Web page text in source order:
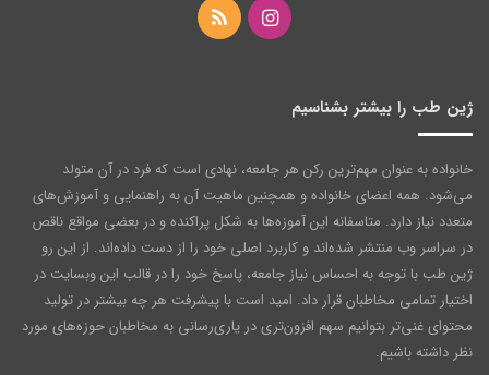
اینستاگرامخوراک
ژین طب را بیشتر بشناسیم
خانواده به عنوان مهم‌ترین رکن هر جامعه‌، نهادی است که فرد در آن متولد
می‌شود. همه اعضای خانواده و همچنین ماهیت آن به راهنمایی و آموزش‌های
متعدد نیاز دارد. متاسفانه این آموزه‌ها به شکل پراکنده و در بعضی مواقع ناقص
در سراسر وب منتشر شده‌اند و کاربرد اصلی خود را از دست داده‌اند. از این رو
ژین طب با توجه به احساس نیاز جامعه، پاسخ خود را در قالب این وبسایت در
اختیار تمامی مخاطبان قرار داد. امید است با پیشرفت هر چه بیشتر در تولید
محتوای غنی‌تر بتوانیم سهم افزون‌تری در یاری‌رسانی به مخاطبان حوزه‌های مورد
نظر داشته باشیم.